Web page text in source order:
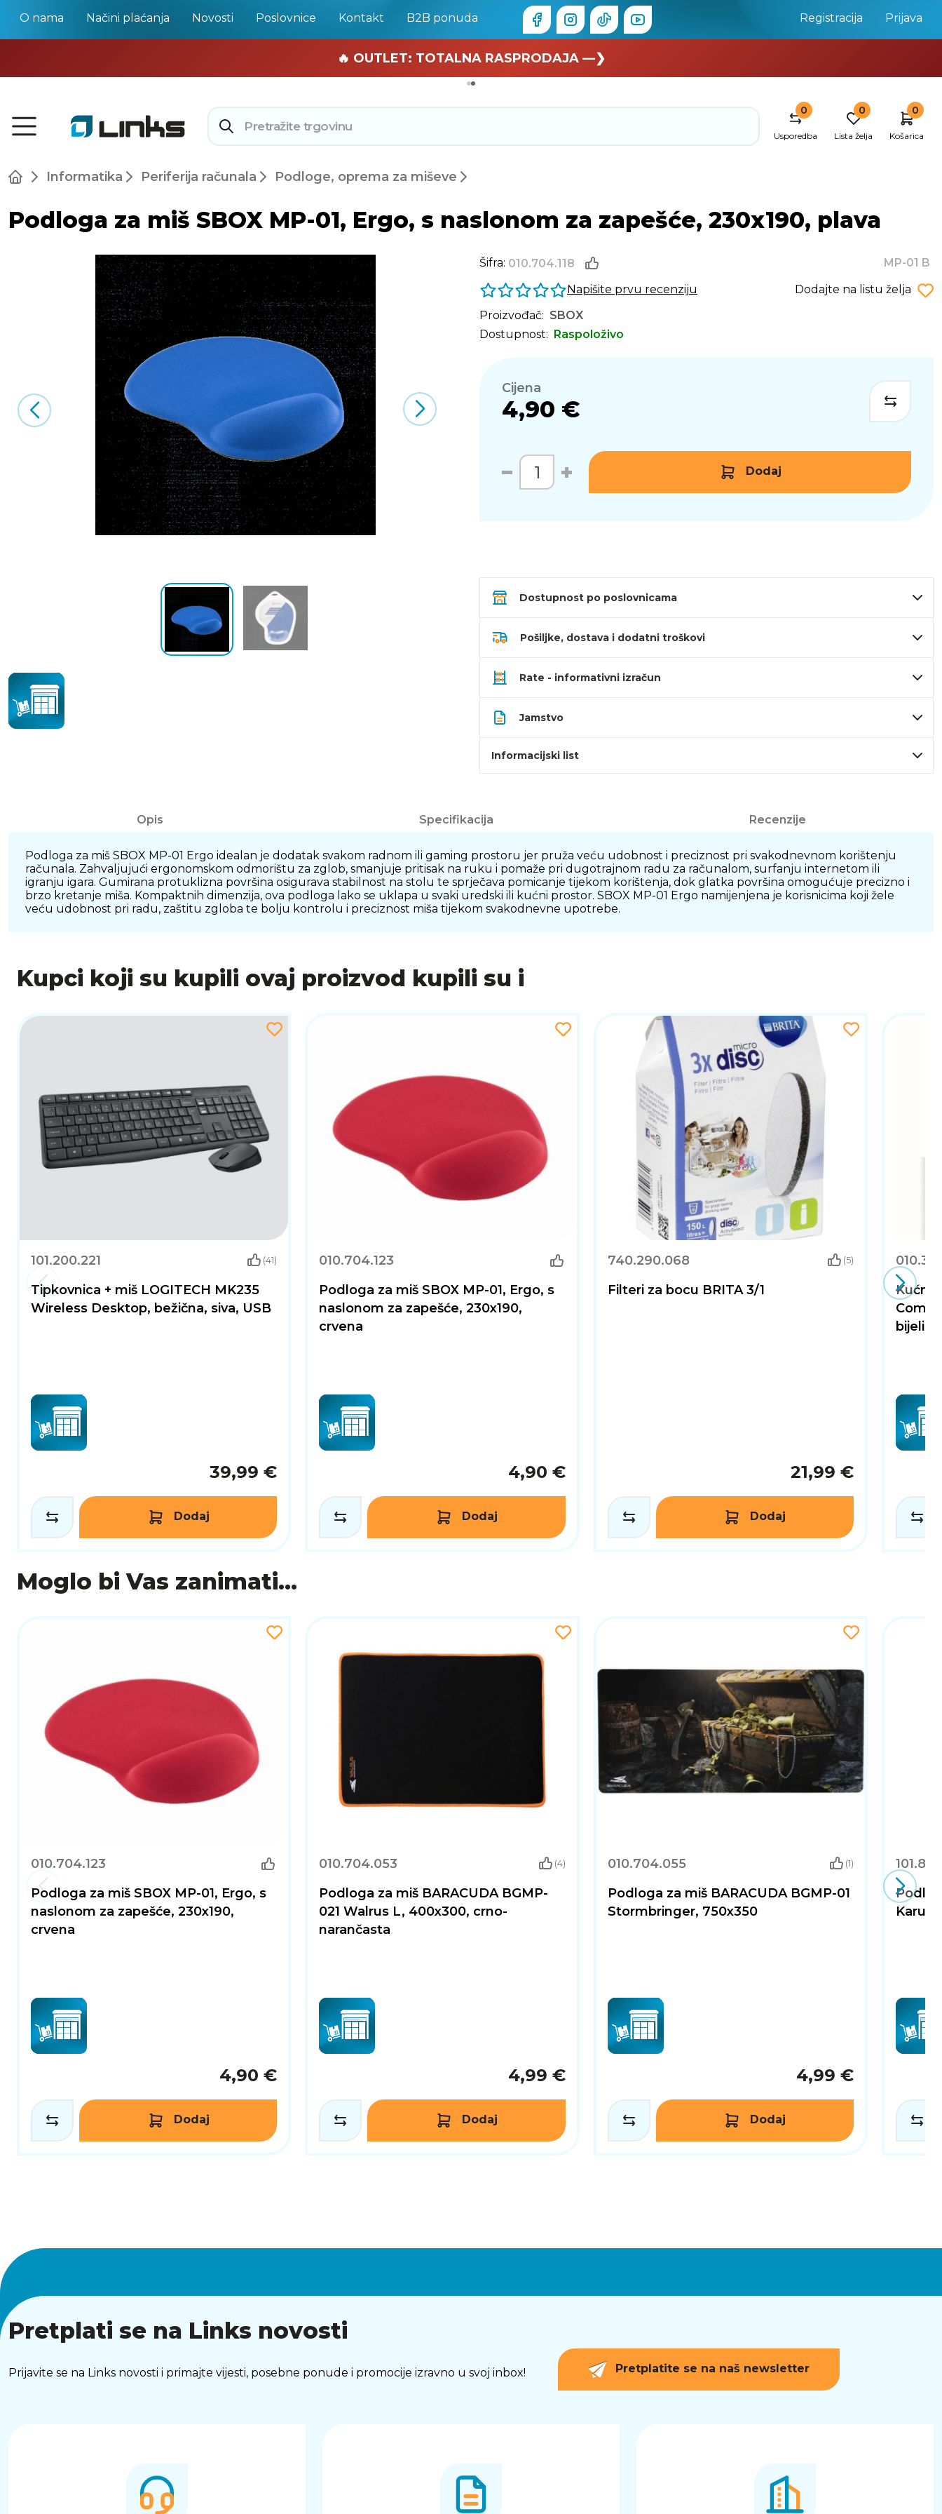
O nama Načini plaćanja Novosti Poslovnice Kontakt B2B ponuda Registracija Prijava
🏄 Zaslužuješ odmor —❯
🔥 OUTLET: TOTALNA RASPRODAJA —❯
0
Usporedba
0
Lista želja
0
Košarica
Informatika Periferija računala Podloge, oprema za miševe
Podloga za miš SBOX MP-01, Ergo, s naslonom za zapešće, 230x190, plava
Šifra: 010.704.118
MP-01 B
Napišite prvu recenziju
Dodajte na listu želja
Proizvođač: SBOX
Dostupnost: Raspoloživo
Cijena
4,90 €
Dodaj
Dostupnost po poslovnicama
Pošiljke, dostava i dodatni troškovi
Rate - informativni izračun
Jamstvo
Informacijski list
Opis Specifikacija Recenzije
Podloga za miš SBOX MP-01 Ergo idealan je dodatak svakom radnom ili gaming prostoru jer pruža veću udobnost i preciznost pri svakodnevnom korištenju
računala. Zahvaljujući ergonomskom odmorištu za zglob, smanjuje pritisak na ruku i pomaže pri dugotrajnom radu za računalom, surfanju internetom ili
igranju igara. Gumirana protuklizna površina osigurava stabilnost na stolu te sprječava pomicanje tijekom korištenja, dok glatka površina omogućuje precizno i
brzo kretanje miša. Kompaktnih dimenzija, ova podloga lako se uklapa u svaki uredski ili kućni prostor. SBOX MP-01 Ergo namijenjena je korisnicima koji žele
veću udobnost pri radu, zaštitu zgloba te bolju kontrolu i preciznost miša tijekom svakodnevne upotrebe.
Kupci koji su kupili ovaj proizvod kupili su i
101.200.221 (41)
Tipkovnica + miš LOGITECH MK235
Wireless Desktop, bežična, siva, USB
39,99 €
Dodaj
010.704.123
Podloga za miš SBOX MP-01, Ergo, s
naslonom za zapešće, 230x190,
crvena
4,90 €
Dodaj
740.290.068 (5)
Filteri za bocu BRITA 3/1
21,99 €
Dodaj
Kućni
bijeli
Moglo bi Vas zanimati...
010.704.123
Podloga za miš SBOX MP-01, Ergo, s
naslonom za zapešće, 230x190,
crvena
4,90 €
Dodaj
010.704.053 (4)
Podloga za miš BARACUDA BGMP-
021 Walrus L, 400x300, crno-
narančasta
4,99 €
Dodaj
010.704.055 (1)
Podloga za miš BARACUDA BGMP-01
Stormbringer, 750x350
4,99 €
Dodaj
Pretplati se na Links novosti
Prijavite se na Links novosti i primajte vijesti, posebne ponude i promocije izravno u svoj inbox! Pretplatite se na naš newsletter